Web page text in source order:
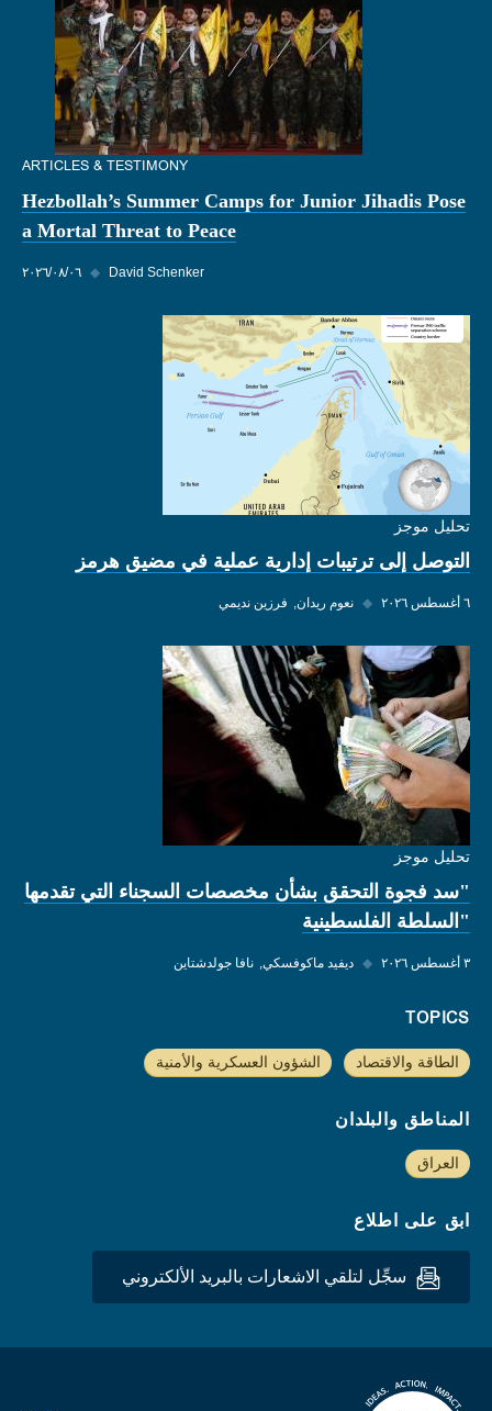
ARTICLES & TESTIMONY
Hezbollah’s Summer Camps for Junior Jihadis Pose
a Mortal Threat to Peace
٠٦‏/٠٨‏/٢٠٢٦ ◆ David Schenker
تحليل موجز
التوصل إلى ترتيبات إدارية عملية في مضيق هرمز
٦ أغسطس ٢٠٢٦ ◆ نعوم ريدان فرزين نديمي
تحليل موجز
"سد فجوة التحقق بشأن مخصصات السجناء التي تقدمها
"السلطة الفلسطينية
٣ أغسطس ٢٠٢٦ ◆ ديفيد ماكوفسكي نافا جولدشتاين
TOPICS
الطاقة والاقتصاد الشؤون العسكرية والأمنية
المناطق والبلدان
العراق
ابق على اطلاع
سجِّل لتلقي الاشعارات بالبريد الألكتروني